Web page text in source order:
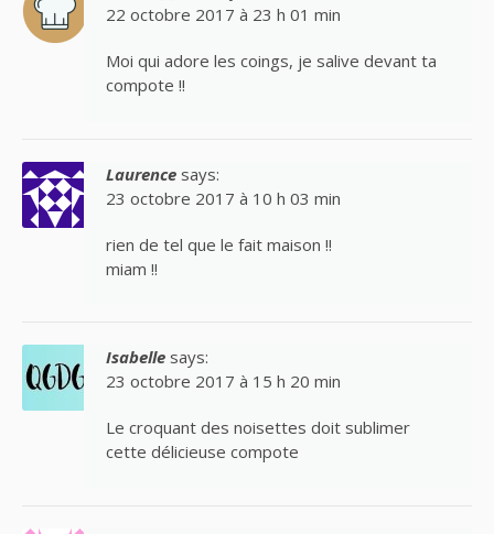
22 octobre 2017 à 23 h 01 min
Moi qui adore les coings, je salive devant ta
compote !!
Laurence says:
23 octobre 2017 à 10 h 03 min
rien de tel que le fait maison !!
miam !!
Isabelle says:
23 octobre 2017 à 15 h 20 min
Le croquant des noisettes doit sublimer
cette délicieuse compote